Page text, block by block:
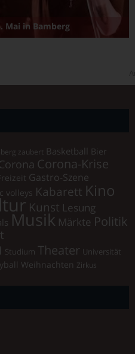
Mai in Bamberg
zaubert Basketball Bier
Corona-Krise
Gastro-Szene
volleys Kabarett Kino
Kunst Lesung
Musik Märkte Politik
Studium Theater Universität
Weihnachten Zirkus